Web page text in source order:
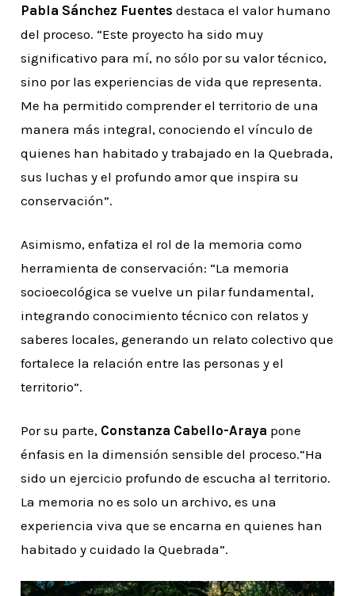
Pabla Sánchez Fuentes destaca el valor humano
del proceso. “Este proyecto ha sido muy
significativo para mí, no sólo por su valor técnico,
sino por las experiencias de vida que representa.
Me ha permitido comprender el territorio de una
manera más integral, conociendo el vínculo de
quienes han habitado y trabajado en la Quebrada,
sus luchas y el profundo amor que inspira su
conservación”.
Asimismo, enfatiza el rol de la memoria como
herramienta de conservación: “La memoria
socioecológica se vuelve un pilar fundamental,
integrando conocimiento técnico con relatos y
saberes locales, generando un relato colectivo que
fortalece la relación entre las personas y el
territorio”.
Por su parte, Constanza Cabello-Araya pone
énfasis en la dimensión sensible del proceso.“Ha
sido un ejercicio profundo de escucha al territorio.
La memoria no es solo un archivo, es una
experiencia viva que se encarna en quienes han
habitado y cuidado la Quebrada”.